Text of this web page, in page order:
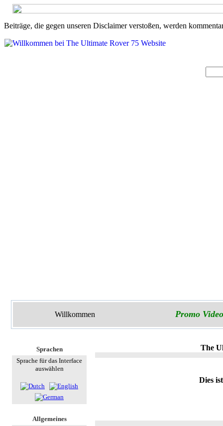
Beiträge, die gegen unseren Disclaimer verstoßen, werden
Willkommen Promo
Sprachen
Sprache für das Interface
auswählen
Allgemeines
The
Dies